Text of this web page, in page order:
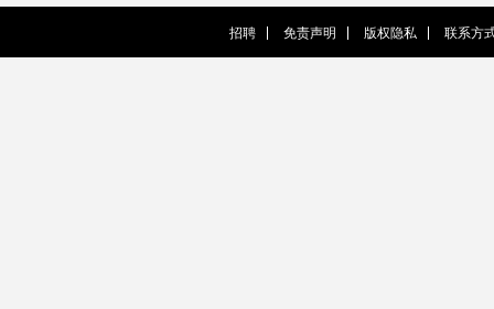
招聘 免责声明 版权隐私 联系方